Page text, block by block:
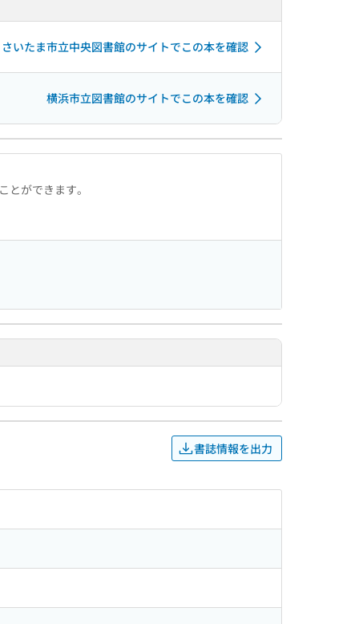
さいたま市立中央図書館のサイトでこの本を確認
横浜市立図書館のサイトでこの本を確認
ができます。
書誌情報を出力